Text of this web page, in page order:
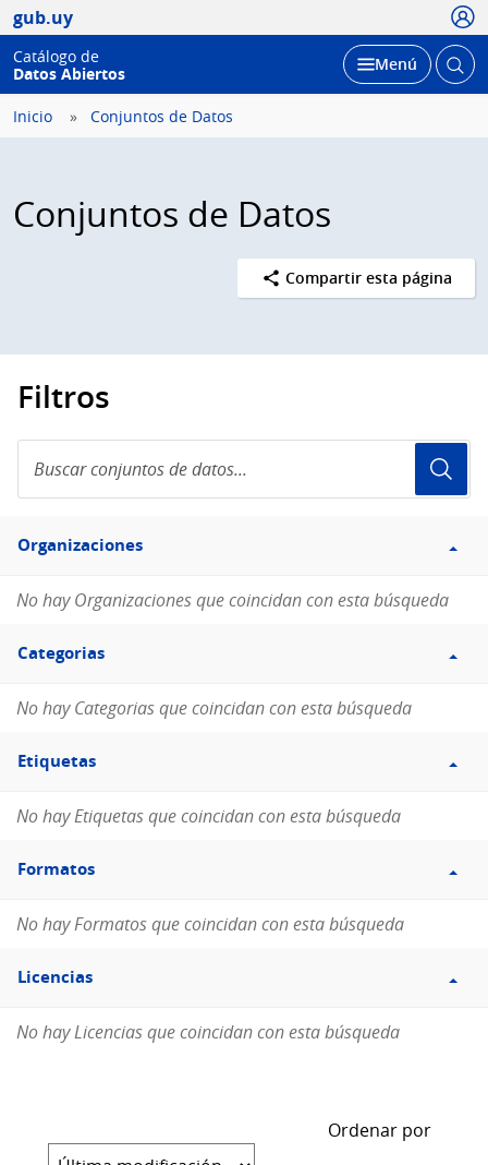
gub.uy
Catálogo de
Datos Abiertos
Desplegar
Menú Abrir
Inicio Conjuntos de Datos
Conjuntos de Datos
Compartir esta página
Filtros
conjuntos
de
Filtro
Organizaciones
Organizaciones
No hay Organizaciones que coincidan con esta búsqueda
Filtro
Categorias
Categorias
No hay Categorias que coincidan con esta búsqueda
Filtro
Etiquetas
Etiquetas
No hay Etiquetas que coincidan con esta búsqueda
Filtro
Formatos
Formatos
No hay Formatos que coincidan con esta búsqueda
Filtro
Licencias
Licencias
No hay Licencias que coincidan con esta búsqueda
Ordenar por